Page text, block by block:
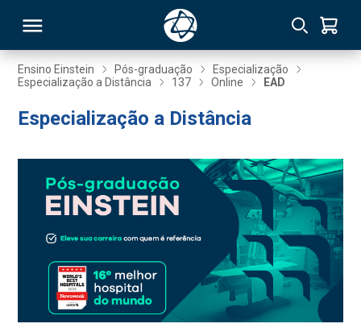
Ensino Einstein Pós-graduação
Especialização
Especialização a Distância
137 Online EAD
Especialização a Distância